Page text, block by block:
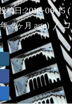
稿日:2016-06-15 (
, 3ヶ月 ago) / コ